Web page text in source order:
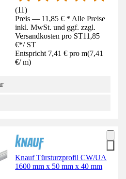
(11)
Preis — 11,85 € * Alle Preise
inkl. MwSt. und ggf. zzgl.
Versandkosten pro ST11,85
€*/ ST
Entspricht 7,41 € pro m(7,41
€/ m)
Knauf Türsturzprofil CW/UA
1600 mm x 50 mm x 40 mm